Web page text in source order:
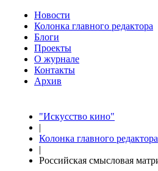
Новости
Колонка главного редактора
Блоги
Проекты
О журнале
Контакты
Архив
"Искусство кино"
|
Колонка главного редактора
|
Российская смысловая